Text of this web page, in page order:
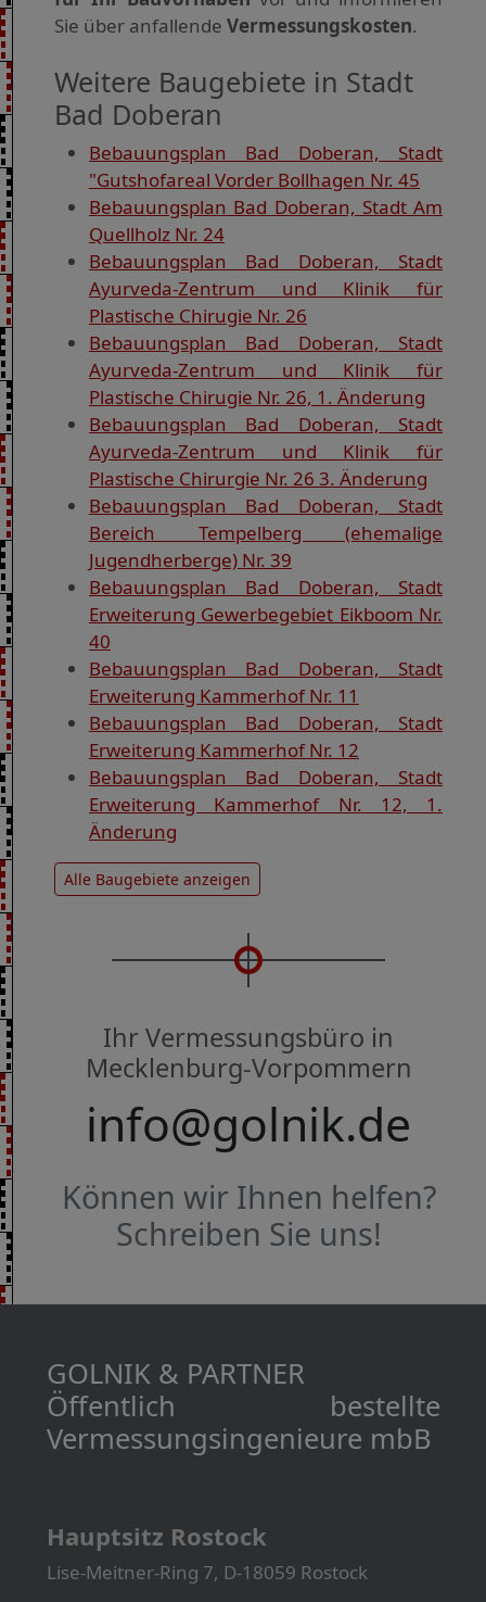
Sie über anfallende Vermessungskosten.
Weitere Baugebiete in Stadt
Bad Doberan
Bebauungsplan Bad Doberan, Stadt
"Gutshofareal Vorder Bollhagen Nr. 45
Bebauungsplan Bad Doberan, Stadt Am
Quellholz Nr. 24
Bebauungsplan Bad Doberan, Stadt
Ayurveda-Zentrum und Klinik für
Plastische Chirugie Nr. 26
Bebauungsplan Bad Doberan, Stadt
Ayurveda-Zentrum und Klinik für
Plastische Chirugie Nr. 26, 1. Änderung
Bebauungsplan Bad Doberan, Stadt
Ayurveda-Zentrum und Klinik für
Plastische Chirurgie Nr. 26 3. Änderung
Bebauungsplan Bad Doberan, Stadt
Bereich Tempelberg (ehemalige
Jugendherberge) Nr. 39
Bebauungsplan Bad Doberan, Stadt
Erweiterung Gewerbegebiet Eikboom Nr.
40
Bebauungsplan Bad Doberan, Stadt
Erweiterung Kammerhof Nr. 11
Bebauungsplan Bad Doberan, Stadt
Erweiterung Kammerhof Nr. 12
Bebauungsplan Bad Doberan, Stadt
Erweiterung Kammerhof Nr. 12, 1.
Änderung
Alle Baugebiete anzeigen
Ihr Vermessungsbüro in
Mecklenburg-Vorpommern
info@golnik.de
Können wir Ihnen helfen?
Schreiben Sie uns!
GOLNIK & PARTNER
Öffentlich bestellte
Vermessungs­­ingenieure mbB
Hauptsitz Rostock
Lise-Meitner-Ring 7, D-18059 Rostock